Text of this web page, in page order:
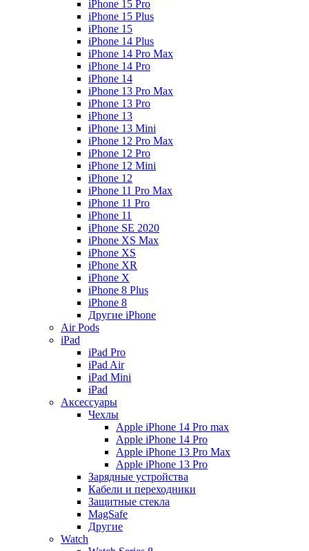
iPhone 15 Pro
iPhone 15 Plus
iPhone 15
iPhone 14 Plus
iPhone 14 Pro Max
iPhone 14 Pro
iPhone 14
iPhone 13 Pro Max
iPhone 13 Pro
iPhone 13
iPhone 13 Mini
iPhone 12 Pro Max
iPhone 12 Pro
iPhone 12 Mini
iPhone 12
iPhone 11 Pro Max
iPhone 11 Pro
iPhone 11
iPhone SE 2020
iPhone XS Max
iPhone XS
iPhone XR
iPhone X
iPhone 8 Plus
iPhone 8
Другие iPhone
Air Pods
iPad
iPad Pro
iPad Air
iPad Mini
iPаd
Аксессуары
Чехлы
Apple iPhone 14 Pro max
Apple iPhone 14 Pro
Apple iPhone 13 Pro Max
Apple iPhone 13 Pro
Зарядные устройства
Кабели и переходники
Защитные стекла
MagSafe
Другие
Watch